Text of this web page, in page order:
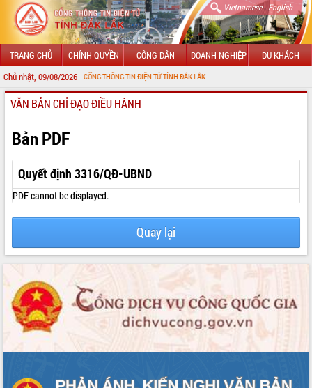
Vietnamese| English
TRANG CHỦ CHÍNH QUYỀN CÔNG DÂN DOANH NGHIỆP DU KHÁCH
Chủ nhật, 09/08/2026
ĐẾN VỚI CỔNG THÔNG TIN ĐIỆN TỬ TỈNH ĐẮK LẮK
GIỚI THIỆU
LÃNH ĐẠO UBND TỈNH
TIN TỨC SỰ KIỆN
SỞ, BAN, NGÀNH
UBND CÁC XÃ, PHƯỜNG
THÔNG TIN CHỈ ĐẠO ĐIỀU HÀNH
VĂN BẢN HĐND TỈNH
ĐIỂM TIN VĂN BẢN
VĂN BẢN CHỈ ĐẠO ĐIỀU HÀNH
Bản PDF
Quyết định 3316/QĐ-UBND
PDF cannot be displayed.
Quay lại